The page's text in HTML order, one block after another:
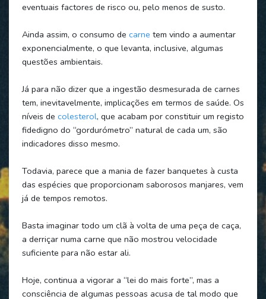
eventuais factores de risco ou, pelo menos de susto.
Ainda assim, o consumo de carne tem vindo a aumentar
exponencialmente, o que levanta, inclusive, algumas
questões ambientais.
Já para não dizer que a ingestão desmesurada de carnes
tem, inevitavelmente, implicações em termos de saúde. Os
níveis de colesterol, que acabam por constituir um registo
fidedigno do “gordurómetro” natural de cada um, são
indicadores disso mesmo.
Todavia, parece que a mania de fazer banquetes à custa
das espécies que proporcionam saborosos manjares, vem
já de tempos remotos.
Basta imaginar todo um clã à volta de uma peça de caça,
a derriçar numa carne que não mostrou velocidade
suficiente para não estar ali.
Hoje, continua a vigorar a “lei do mais forte”, mas a
consciência de algumas pessoas acusa de tal modo que